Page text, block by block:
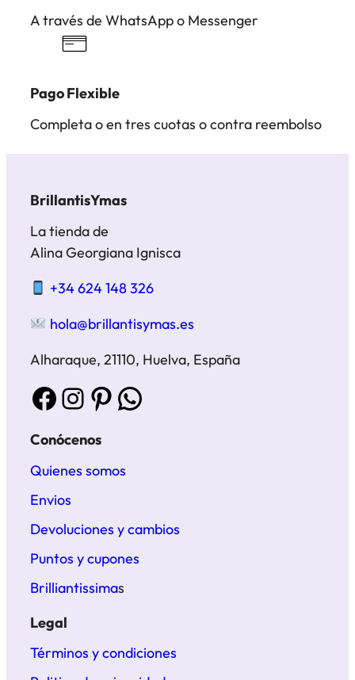
A través de WhatsApp o Messenger
Pago Flexible
Completa o en tres cuotas o contra reembolso
BrillantisYmas
La tienda de
Alina Georgiana Ignisca
+34 624 148 326
hola@brillantisymas.es
Alharaque, 21110, Huelva, España
Facebook Instagram Pinterest WhatsApp
Conócenos
Quienes somos
Envios
Devoluciones y cambios
Puntos y cupones
Brilliantissimas
Legal
Términos y condiciones